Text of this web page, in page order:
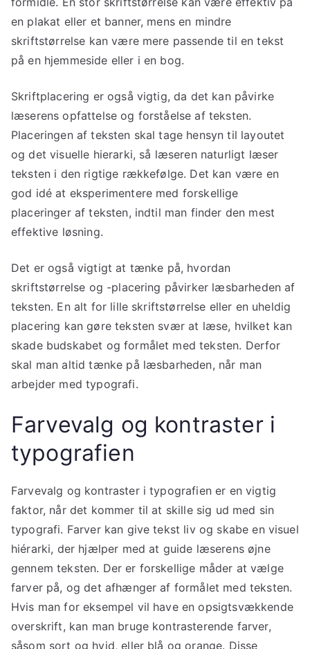
en plakat eller et banner, mens en mindre
skriftstørrelse kan være mere passende til en tekst
på en hjemmeside eller i en bog.
Skriftplacering er også vigtig, da det kan påvirke
læserens opfattelse og forståelse af teksten.
Placeringen af teksten skal tage hensyn til layoutet
og det visuelle hierarki, så læseren naturligt læser
teksten i den rigtige rækkefølge. Det kan være en
god idé at eksperimentere med forskellige
placeringer af teksten, indtil man finder den mest
effektive løsning.
Det er også vigtigt at tænke på, hvordan
skriftstørrelse og -placering påvirker læsbarheden af
teksten. En alt for lille skriftstørrelse eller en uheldig
placering kan gøre teksten svær at læse, hvilket kan
skade budskabet og formålet med teksten. Derfor
skal man altid tænke på læsbarheden, når man
arbejder med typografi.
Farvevalg og kontraster i
typografien
Farvevalg og kontraster i typografien er en vigtig
faktor, når det kommer til at skille sig ud med sin
typografi. Farver kan give tekst liv og skabe en visuel
hiérarki, der hjælper med at guide læserens øjne
gennem teksten. Der er forskellige måder at vælge
farver på, og det afhænger af formålet med teksten.
Hvis man for eksempel vil have en opsigtsvækkende
overskrift, kan man bruge kontrasterende farver,
såsom sort og hvid, eller blå og orange. Disse